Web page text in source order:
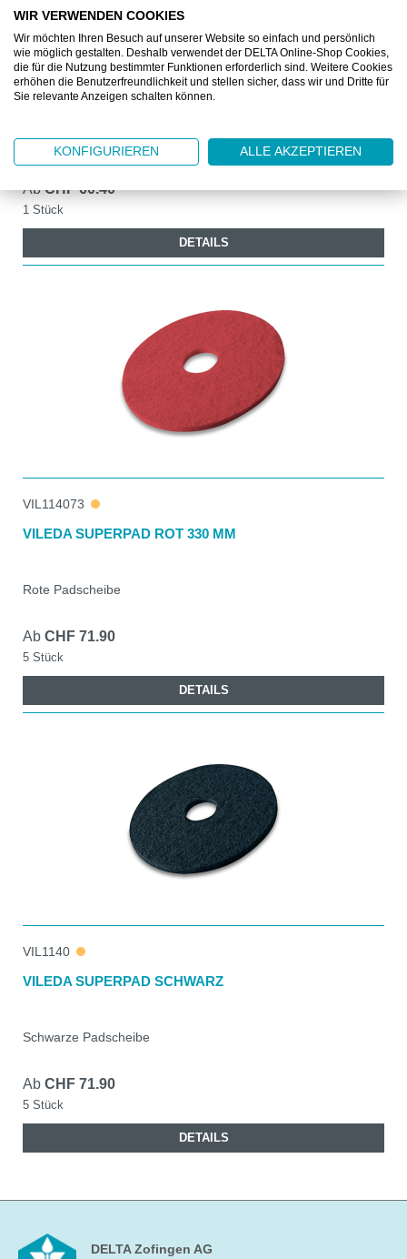
VIL119912
VILEDA KEHRSCHAUFEL GESCHLOSSEN
Leistungsfähige Kehrschaufel
AbCHF 60.40
1 Stück
DETAILS
VIL114073
VILEDA SUPERPAD ROT 330 MM
Rote Padscheibe
Ab CHF 71.90
5 Stück
DETAILS
VIL1140
VILEDA SUPERPAD SCHWARZ
Schwarze Padscheibe
Ab CHF 71.90
5 Stück
DETAILS
DELTA Zofingen AG
WIR VERWENDEN COOKIES
Wir möchten Ihren Besuch auf unserer Website so einfach und persönlich
wie möglich gestalten. Deshalb verwendet der DELTA Online-Shop Cookies,
die für die Nutzung bestimmter Funktionen erforderlich sind. Weitere Cookies
erhöhen die Benutzerfreundlichkeit und stellen sicher, dass wir und Dritte für
Sie relevante Anzeigen schalten können.
KONFIGURIEREN ALLE AKZEPTIEREN